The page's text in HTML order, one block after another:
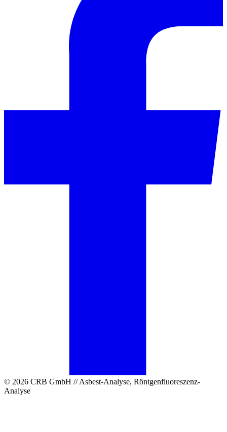
© 2026 CRB GmbH // Asbest-Analyse, Röntgenfluoreszenz-
Analyse